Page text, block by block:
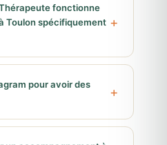
fonctionne
Toulon spécifiquement
pour avoir des